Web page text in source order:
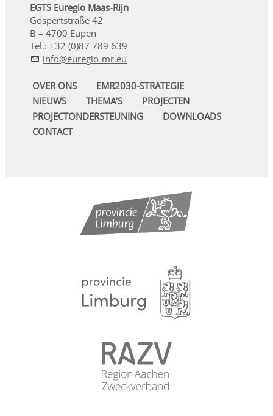
EGTS Euregio Maas-Rijn
Gospertstraße 42
B – 4700 Eupen
Tel.: +32 (0)87 789 639
nf
r g -mr
OVER ONS
EMR2030-STRATEGIE
NIEUWS
THEMA’S
PROJECTEN
PROJECTONDERSTEUNING
DOWNLOADS
CONTACT